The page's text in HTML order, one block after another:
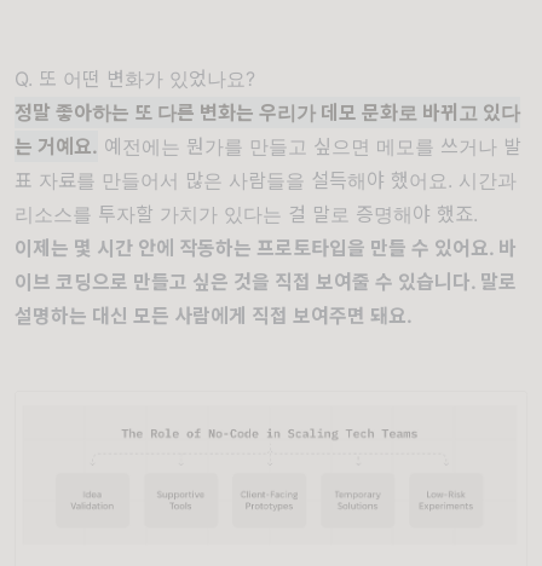
Q. 또 어떤 변화가 있었나요?
정말 좋아하는 또 다른 변화는 우리가 데모 문화로 바뀌고 있다
는 거예요. 예전에는 뭔가를 만들고 싶으면 메모를 쓰거나 발
표 자료를 만들어서 많은 사람들을 설득해야 했어요. 시간과
리소스를 투자할 가치가 있다는 걸 말로 증명해야 했죠.
이제는 몇 시간 안에 작동하는 프로토타입을 만들 수 있어요. 바
이브 코딩으로 만들고 싶은 것을 직접 보여줄 수 있습니다. 말로
설명하는 대신 모든 사람에게 직접 보여주면 돼요.